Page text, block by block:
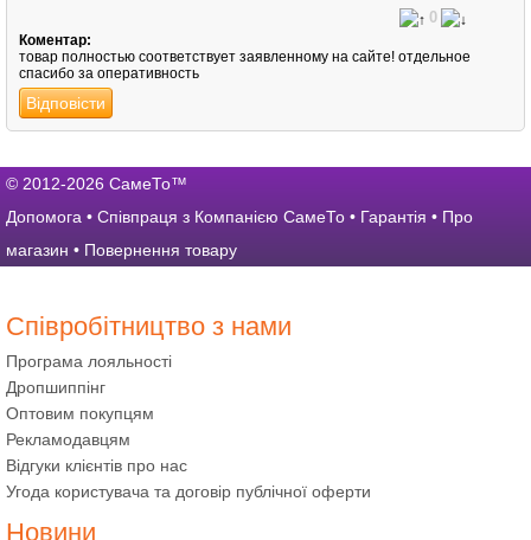
0
Коментар:
товар полностью соответствует заявленному на сайте! отдельное
спасибо за оперативность
Відповісти
© 2012-2026 СамеТо™
Допомога • Співпраця з Компанією СамеТо • Гарантія • Про
магазин • Повернення товару
Співробітництво з нами
Програма лояльності
Дропшиппінг
Оптовим покупцям
Рекламодавцям
Відгуки клієнтів про нас
Угода користувача та договір публічної оферти
Новини